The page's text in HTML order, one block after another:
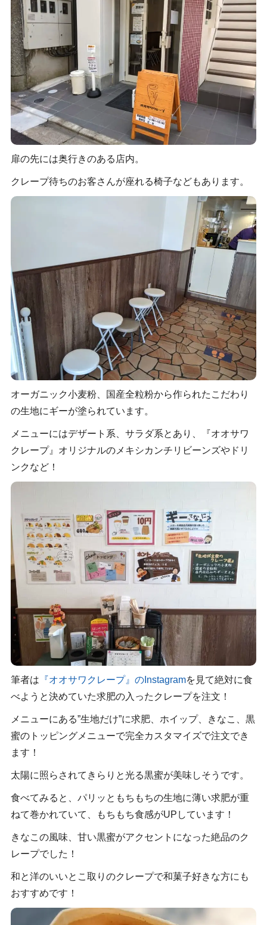
扉の先には奥行きのある店内。
クレープ待ちのお客さんが座れる椅子などもあります。
オーガニック小麦粉、国産全粒粉から作られたこだわり
の生地にギーが塗られています。
メニューにはデザート系、サラダ系とあり、『オオサワ
クレープ』オリジナルのメキシカンチリビーンズやドリ
ンクなど！
筆者は 『オオサワクレープ』のInstagramを見て絶対に食
べようと決めていた求肥の入ったクレープを注文！
メニューにある”生地だけ”に求肥、ホイップ、きなこ、黒
蜜のトッピングメニューで完全カスタマイズで注文でき
ます！
太陽に照らされてきらりと光る黒蜜が美味しそうです。
食べてみると、パリッともちもちの生地に薄い求肥が重
ねて巻かれていて、もちもち食感がUPしています！
きなこの風味、甘い黒蜜がアクセントになった絶品のク
レープでした！
和と洋のいいとこ取りのクレープで和菓子好きな方にも
おすすめです！